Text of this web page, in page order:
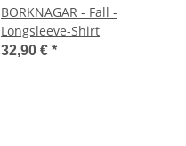
BORKNAGAR - Fall -
Longsleeve-Shirt
32,90 € *